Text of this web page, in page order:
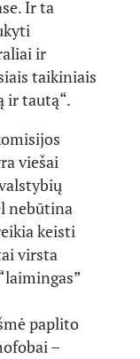
Ir ta
ir
taikiniais
ir tautą“.
viešai
nebūtina
keisti
virsta
paplito
–